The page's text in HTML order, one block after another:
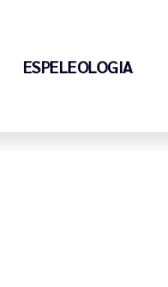
ESPELEOLOGIA